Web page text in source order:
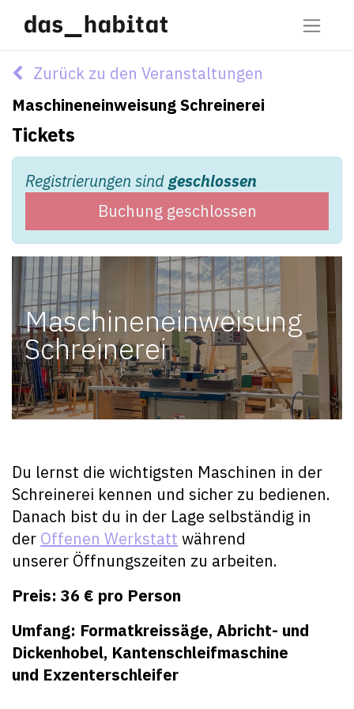
Zurück zu den Veranstaltungen
Maschineneinweisung Schreinerei
Tickets
Registrierungen sindgeschlossen
Buchung geschlossen
Maschineneinweisung
Schreinerei
Du lernst die wichtigsten Maschinen in der
Schreinerei kennen und sicher zu bedienen.
Danach bist du in der Lage selbständig in
der Offenen Werkstatt während
unserer Öffnungszeiten zu arbeiten.
Preis: 36 € pro Person
Umfang: Formatkreissäge, Abricht- und
Dickenhobel, Kantenschleifmaschine
und Exzenterschleifer